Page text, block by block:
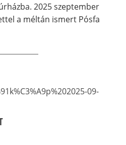
2025 szeptember
a méltán ismert Pósfa